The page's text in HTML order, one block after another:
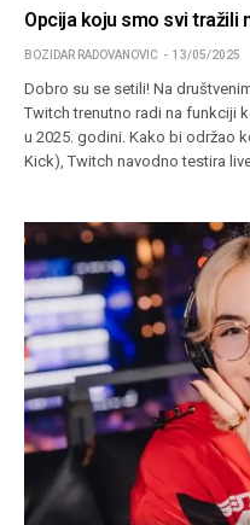
Opcija koju smo svi tražili
BOZIDAR RADOVANOVIC 13/05/2025
Dobro su se setili! Na
Twitch trenutno radi na funkciji
u 2025. godini. Kako bi održao
Kick), Twitch navodno testira